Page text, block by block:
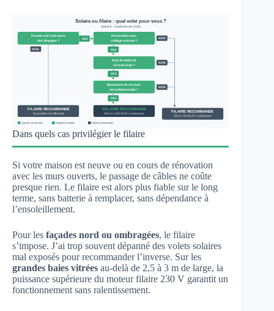
Dans quels cas privilégier le filaire
Si votre maison est neuve ou en cours de rénovation
avec les murs ouverts, le passage de câbles ne coûte
presque rien. Le filaire est alors plus fiable sur le long
terme, sans batterie à remplacer, sans dépendance à
l’ensoleillement.
Pour les façades nord ou ombragées, le filaire
s’impose. J’ai trop souvent dépanné des volets solaires
mal exposés pour recommander l’inverse. Sur les
grandes baies vitrées au-delà de 2,5 à 3 m de large, la
puissance supérieure du moteur filaire 230 V garantit un
fonctionnement sans ralentissement.